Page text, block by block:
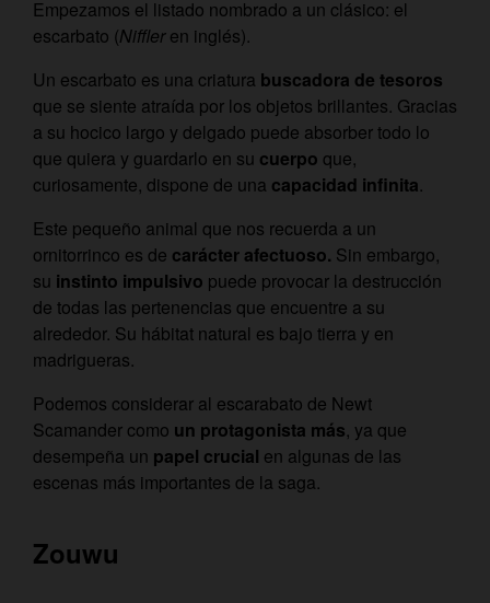
Empezamos el listado nombrado a un clásico: el
escarbato (Niffleren inglés).
Un escarbato es una criatura buscadora de tesoros
que se siente atraída por los objetos brillantes. Gracias
a su hocico largo y delgado puede absorber todo lo
que quiera y guardarlo en su cuerpo que,
curiosamente, dispone de una capacidad infinita.
Este pequeño animal que nos recuerda a un
ornitorrinco es de carácter afectuoso. Sin embargo,
su instinto impulsivo puede provocar la destrucción
de todas las pertenencias que encuentre a su
alrededor. Su hábitat natural es bajo tierra y en
madrigueras.
Podemos considerar al escarabato de Newt
Scamander como un protagonista más, ya que
desempeña un papel crucial en algunas de las
escenas más importantes de la saga.
Zouwu